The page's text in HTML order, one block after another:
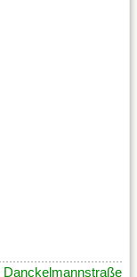
Danckelmannstraße